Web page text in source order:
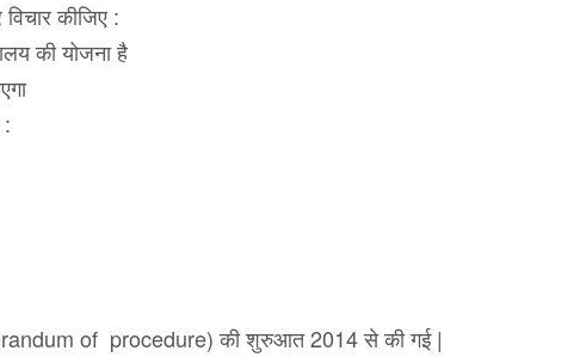
कीजिए :
की योजना है
:
of procedure) की शुरुआत 2014 से की गई |